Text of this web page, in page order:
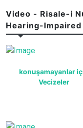
Video - Risale-i
Hearing-Impaired
konuşamayanlar
Vecizeler